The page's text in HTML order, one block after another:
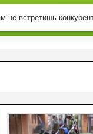
не встретишь